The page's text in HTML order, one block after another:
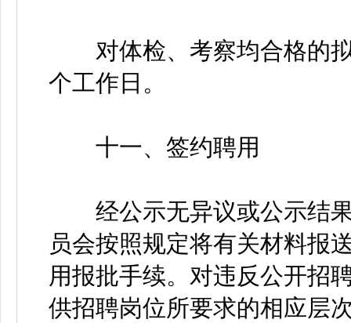
对体检、考察均合格的拟
个工作日。
十一、签约聘用
经公示无异议或公示结果
员会按照规定将有关材料报
用报批手续。对违反公开招
供招聘岗位所要求的相应层